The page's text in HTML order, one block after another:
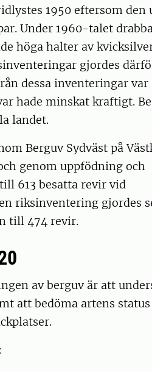
1950 eftersom den
Under 1960-talet
höga halter av
gjordes
dessa inventeringar var
hade minskat kraftigt.
landet.
Berguv Sydväst på
genom uppfödning och
613 besatta revir vid
riksinventering gjordes
till 474 revir.
av berguv är att
att bedöma artens